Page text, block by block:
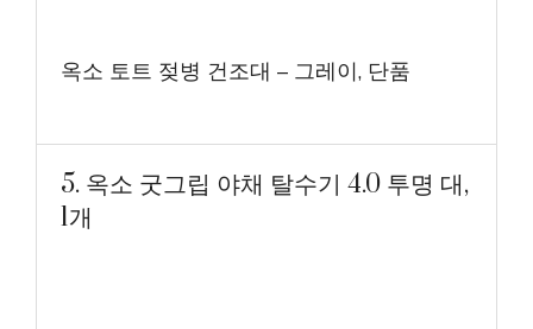
옥소 토트 젖병 건조대 – 그레이, 단품
5. 옥소 굿그립 야채 탈수기 4.0 투명 대,
1개